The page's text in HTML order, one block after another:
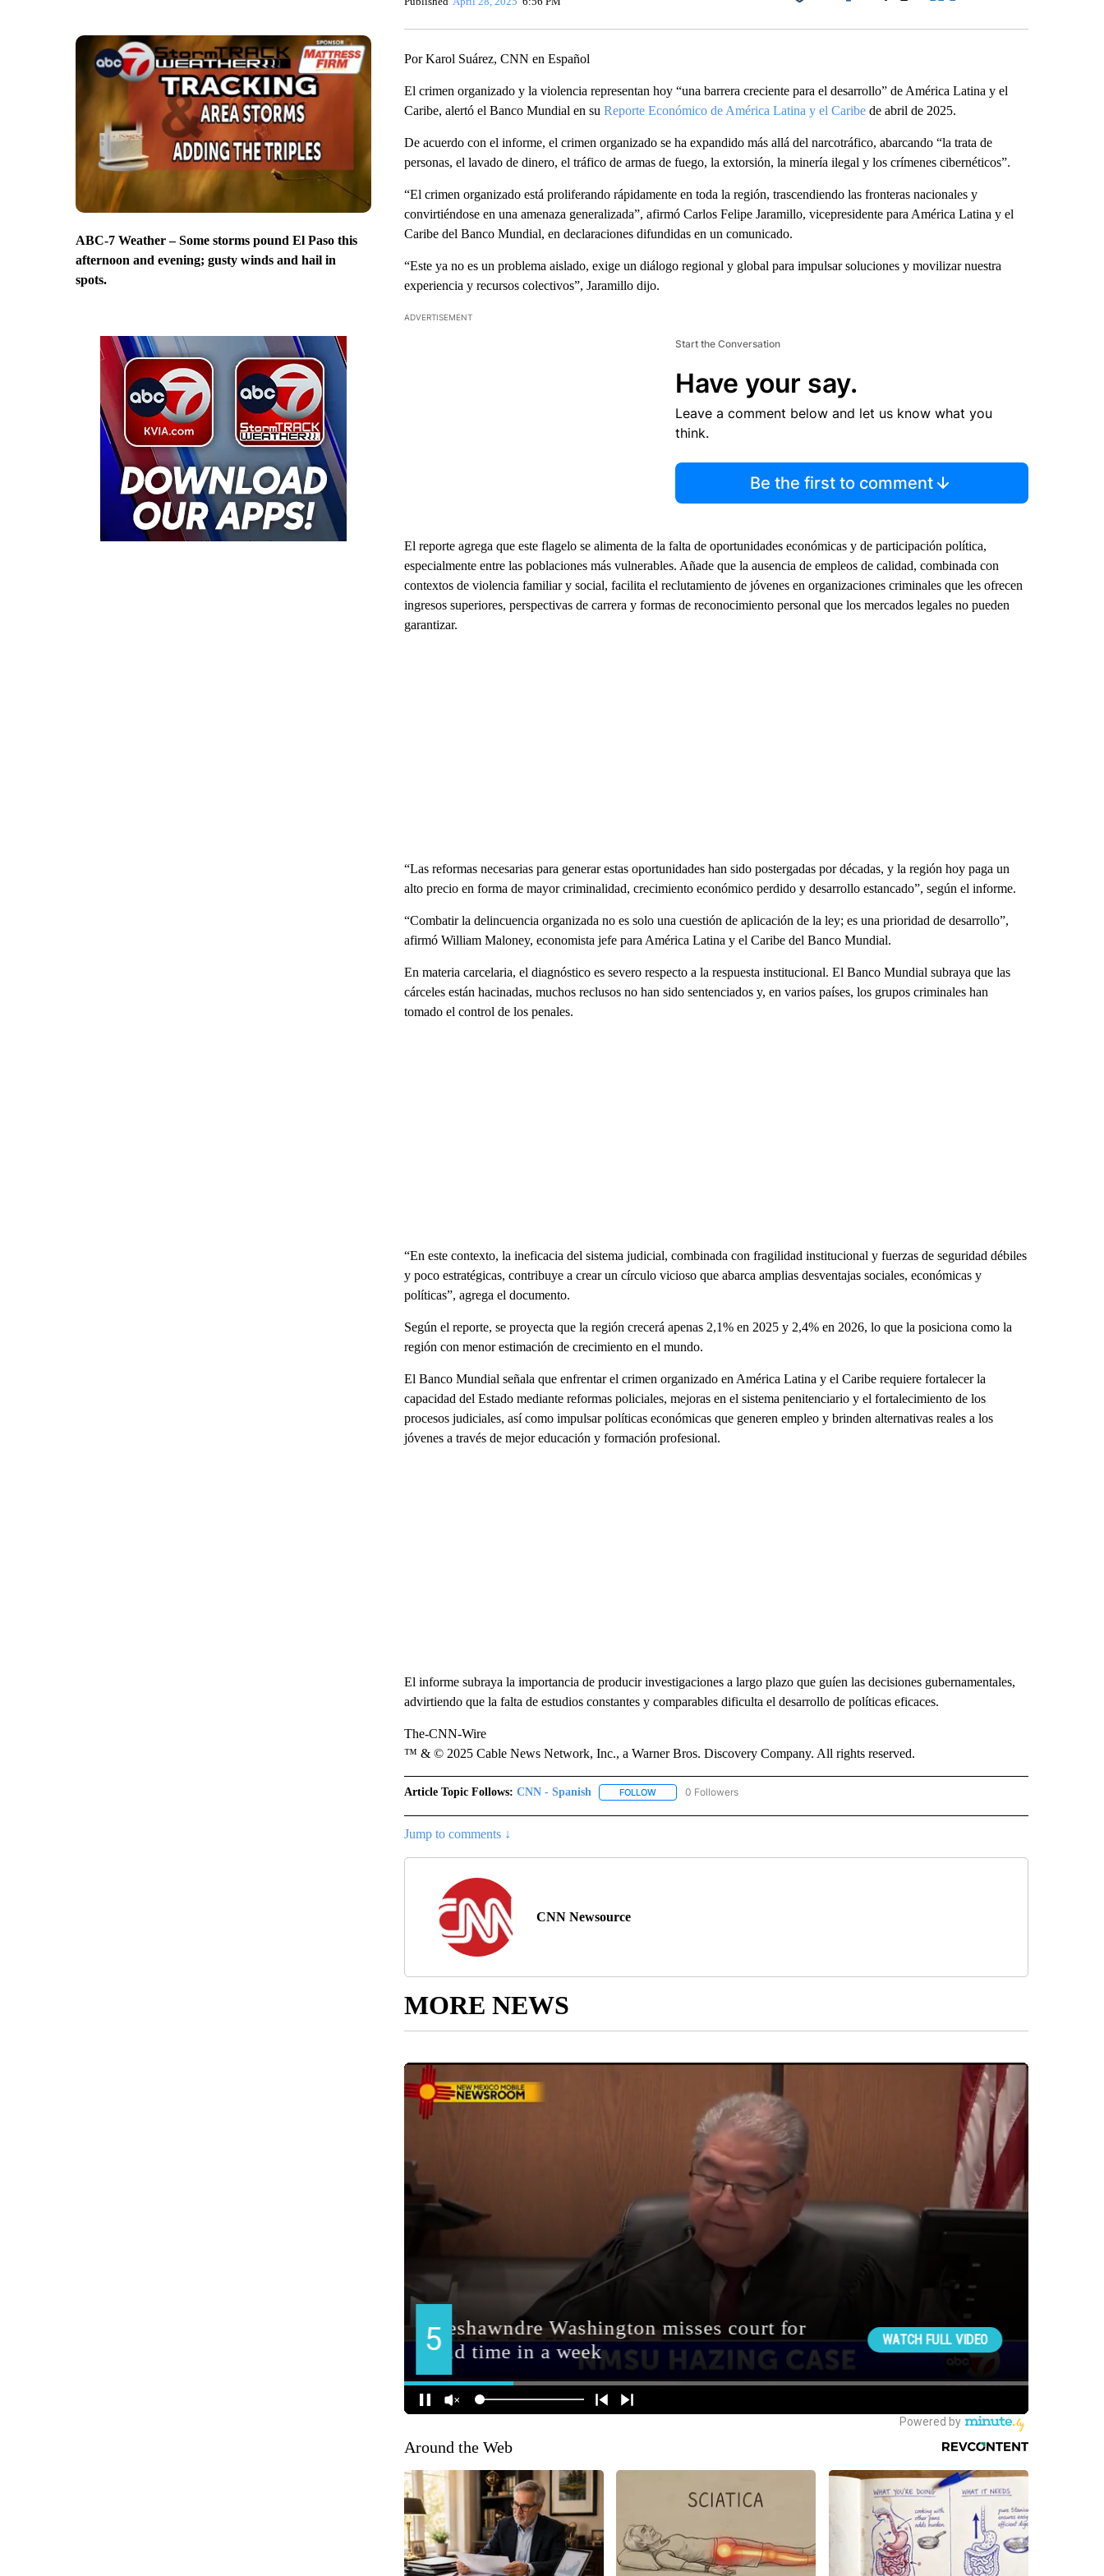
ABC-7 Weather – Some storms pound El Paso this
afternoon and evening; gusty winds and hail in
spots.
Facebook
Por Karol Suárez, CNN en Español
El crimen organizado y la violencia representan hoy “una barrera creciente para el desarrollo” de América Latina y el
Caribe, alertó el Banco Mundial en su Reporte Económico de América Latina y el Caribede abril de 2025.
De acuerdo con el informe, el crimen organizado se ha expandido más allá del narcotráfico, abarcando “la trata de
personas, el lavado de dinero, el tráfico de armas de fuego, la extorsión, la minería ilegal y los crímenes cibernéticos”.
“El crimen organizado está proliferando rápidamente en toda la región, trascendiendo las fronteras nacionales y
convirtiéndose en una amenaza generalizada”, afirmó Carlos Felipe Jaramillo, vicepresidente para América Latina y el
Caribe del Banco Mundial, en declaraciones difundidas en un comunicado.
“Este ya no es un problema aislado, exige un diálogo regional y global para impulsar soluciones y movilizar nuestra
experiencia y recursos colectivos”, Jaramillo dijo.
ADVERTISEMENT
Start the Conversation
Have your say.
Leave a comment below and let us know what you
think.
Be the first to comment
El reporte agrega que este flagelo se alimenta de la falta de oportunidades económicas y de participación política,
especialmente entre las poblaciones más vulnerables. Añade que la ausencia de empleos de calidad, combinada con
contextos de violencia familiar y social, facilita el reclutamiento de jóvenes en organizaciones criminales que les ofrecen
ingresos superiores, perspectivas de carrera y formas de reconocimiento personal que los mercados legales no pueden
garantizar.
“Las reformas necesarias para generar estas oportunidades han sido postergadas por décadas, y la región hoy paga un
alto precio en forma de mayor criminalidad, crecimiento económico perdido y desarrollo estancado”, según el informe.
“Combatir la delincuencia organizada no es solo una cuestión de aplicación de la ley; es una prioridad de desarrollo”,
afirmó William Maloney, economista jefe para América Latina y el Caribe del Banco Mundial.
En materia carcelaria, el diagnóstico es severo respecto a la respuesta institucional. El Banco Mundial subraya que las
cárceles están hacinadas, muchos reclusos no han sido sentenciados y, en varios países, los grupos criminales han
tomado el control de los penales.
“En este contexto, la ineficacia del sistema judicial, combinada con fragilidad institucional y fuerzas de seguridad débiles
y poco estratégicas, contribuye a crear un círculo vicioso que abarca amplias desventajas sociales, económicas y
políticas”, agrega el documento.
Según el reporte, se proyecta que la región crecerá apenas 2,1% en 2025 y 2,4% en 2026, lo que la posiciona como la
región con menor estimación de crecimiento en el mundo.
El Banco Mundial señala que enfrentar el crimen organizado en América Latina y el Caribe requiere fortalecer la
capacidad del Estado mediante reformas policiales, mejoras en el sistema penitenciario y el fortalecimiento de los
procesos judiciales, así como impulsar políticas económicas que generen empleo y brinden alternativas reales a los
jóvenes a través de mejor educación y formación profesional.
El informe subraya la importancia de producir investigaciones a largo plazo que guíen las decisiones gubernamentales,
advirtiendo que la falta de estudios constantes y comparables dificulta el desarrollo de políticas eficaces.
The-CNN-Wire
™ & © 2025 Cable News Network, Inc., a Warner Bros. Discovery Company. All rights reserved.
Article Topic Follows: CNN - Spanish FOLLOWFOLLOW "CNN - SPANISH" TO RECEIVE NOTIFICATIONS ABOUT NEW PAGES ON "CNN - SPANISH".
0 Followers
Jump to comments ↓
CNN Newsource
MORE NEWS
Around the Web